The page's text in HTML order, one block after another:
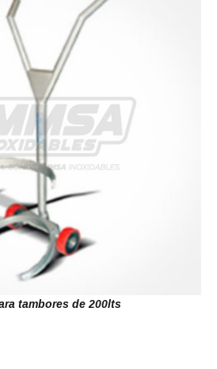
tambores de 200lts